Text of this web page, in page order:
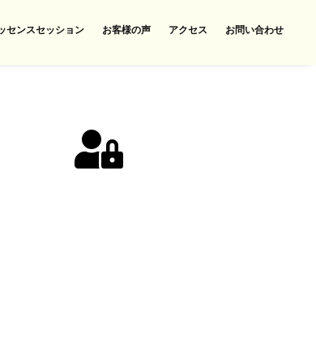
センスセッション お客様の声 アクセス お問い合わせ
